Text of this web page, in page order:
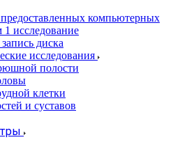
компьютерных
1 исследование
диска
исследования
полости
клетки
и суставов